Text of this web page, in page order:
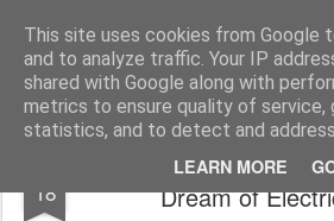
This site uses cookies from Google
and to analyze traffic. Your IP
shared with Google along with
metrics to ensure quality of service,
statistics, and to detect and
LEARN MORE
www.ViciAudio.pt WWW.VICIAUDIO.PT - O Vício do Audio alimenta-se com a
18
Perdidos e
Dream of